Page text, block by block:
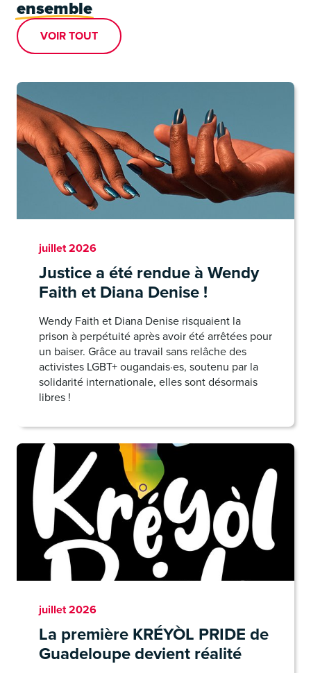
ensemble
VOIR TOUT
juillet 2026
Justice a été rendue à Wendy
Faith et Diana Denise !
Wendy Faith et Diana Denise risquaient la
prison à perpétuité après avoir été arrêtées pour
un baiser. Grâce au travail sans relâche des
activistes LGBT+ ougandais·es, soutenu par la
solidarité internationale, elles sont désormais
libres !
juillet 2026
La première KRÉYÒL PRIDE de
Guadeloupe devient réalité